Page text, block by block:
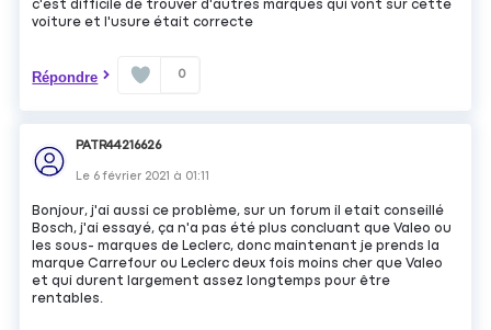
c'est difficile de trouver d'autres marques qui vont sur cette
voiture et l'usure était correcte
Répondre 0
PATR44216626
Le 6 février 2021 à 01:11
Bonjour, j'ai aussi ce problème, sur un forum il etait conseillé
Bosch, j'ai essayé, ça n'a pas été plus concluant que Valeo ou
les sous- marques de Leclerc, donc maintenant je prends la
marque Carrefour ou Leclerc deux fois moins cher que Valeo
et qui durent largement assez longtemps pour être
rentables.